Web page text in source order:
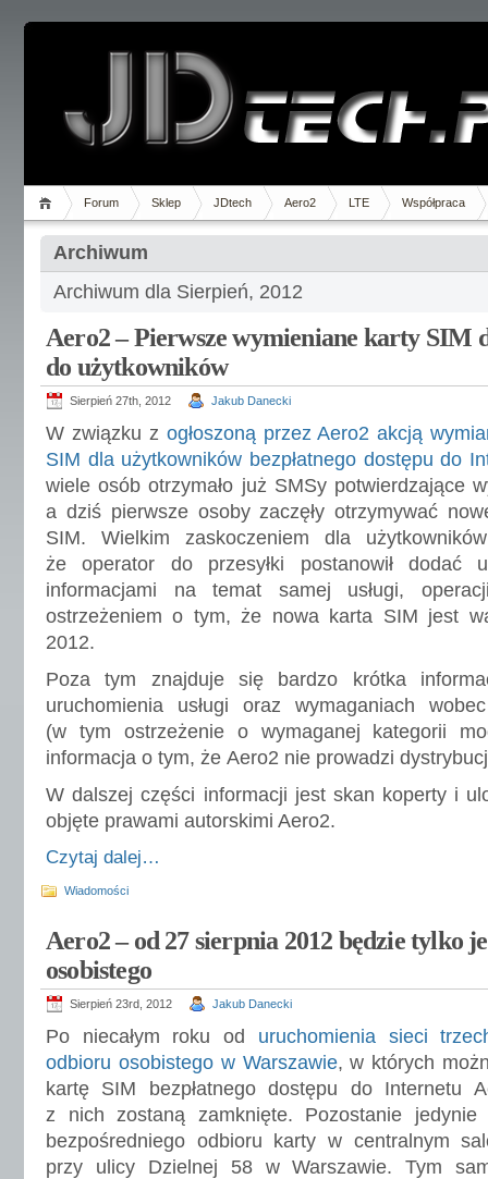
Forum Sklep JDtech Aero2 LTE Współpraca
Archiwum
Archiwum dla Sierpień, 2012
Aero2 – Pierwsze wymieniane karty SIM
do użytkowników
Sierpień 27th, 2012 Jakub Danecki
W związku z ogłoszoną przez Aero2 akcją
SIM dla użytkowników bezpłatnego dostępu do
wiele osób otrzymało już SMSy potwierdzające
a dziś pierwsze osoby zaczęły otrzymywać
SIM. Wielkim zaskoczeniem dla
że operator do przesyłki postanowił dodać
informacjami na temat samej usługi,
ostrzeżeniem o tym, że nowa karta SIM jest
2012.
Poza tym znajduje się bardzo krótka
uruchomienia usługi oraz wymaganiach
(w tym ostrzeżenie o wymaganej kategorii
informacja o tym, że Aero2 nie prowadzi
W dalszej części informacji jest skan koperty i
objęte prawami autorskimi Aero2.
Czytaj dalej…
Wiadomości
Aero2 – od 27 sierpnia 2012 będzie tylko
osobistego
Sierpień 23rd, 2012 Jakub Danecki
Po niecałym roku od uruchomienia
sieci
odbioru osobistego w Warszawie, w których
kartę SIM bezpłatnego dostępu do Internetu
z nich zostaną zamknięte. Pozostanie jedynie
bezpośredniego odbioru karty w centralnym
przy ulicy Dzielnej 58 w Warszawie. Tym